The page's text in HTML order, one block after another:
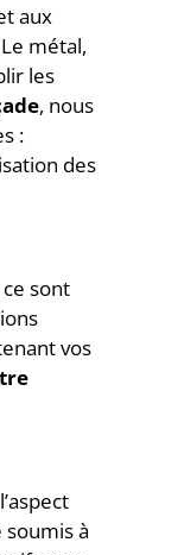
aux
métal,
les
, nous
:
des
sont
vos
à